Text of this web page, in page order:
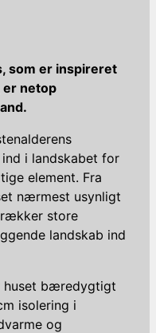
som er inspireret
er netop
i landskabet for
element. Fra
nærmest usynligt
store
landskab ind
huset bæredygtigt
isolering i
og